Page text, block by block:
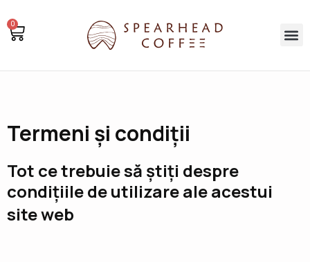
ca0 Cos
Termeni și condiții
Tot ce trebuie să știți despre
condițiile de utilizare ale acestui
site web